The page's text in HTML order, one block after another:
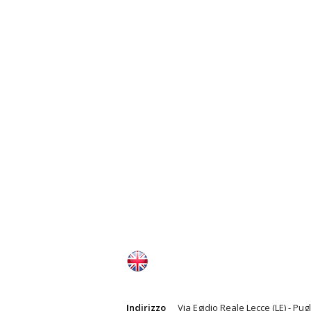
Indirizzo Via Egidio Reale Lecce (LE) -